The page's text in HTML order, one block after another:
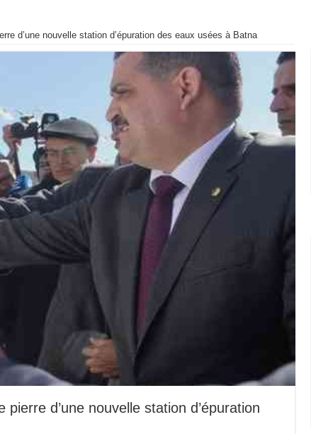
d’une nouvelle station d’épuration des eaux usées à Batna
d’une nouvelle station d’épuration